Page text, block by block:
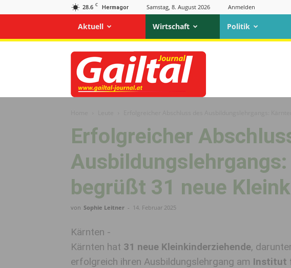
28.6 C Hermagor Samstag, 8. August 2026 Anmelden
Aktuell Wirtschaft Politik
Gailtal
Journal
Erfolgreicher
begrüßt 31 neue
von Sophie Leitner - 14. Februar 2025
Kärnten -
Kärnten hat 31 neue Kleinkinderziehende,
erfolgreich ihren Ausbildungslehrgang am Institut